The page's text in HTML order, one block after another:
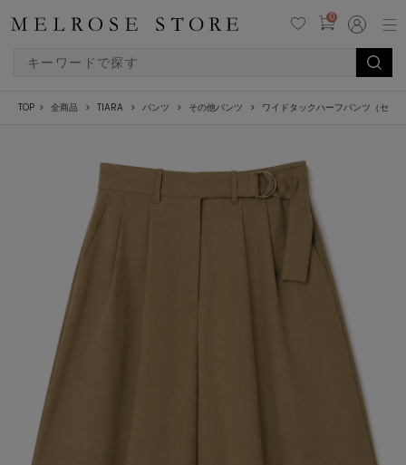
0
TOP 全商品 TIARA パンツ その他パンツ ワイドタックハーフパンツ（セッ